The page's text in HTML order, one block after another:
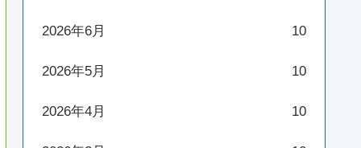
2026年6月 10
2026年5月 10
2026年4月 10